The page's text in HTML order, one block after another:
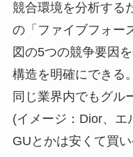
競合環境を分析する
の「ファイブフォー
図の5つの競争要因
構造を明確にできる。
同じ業界内でもグル
(イメージ：Dior、エ
GUとかは安くて買